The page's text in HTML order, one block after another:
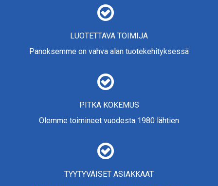
LUOTETTAVA TOIMIJA
Panoksemme on vahva alan tuotekehityksessä
PITKÄ KOKEMUS
Olemme toimineet vuodesta 1980 lähtien
TYYTYVÄISET ASIAKKAAT